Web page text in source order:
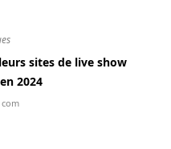
sites de live show
2024
com